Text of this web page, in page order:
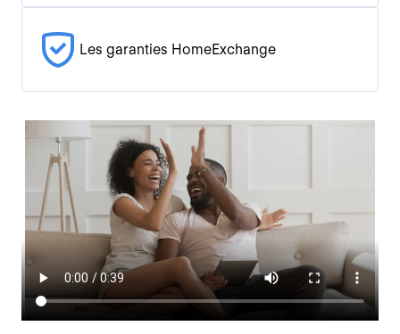
Les garanties HomeExchange